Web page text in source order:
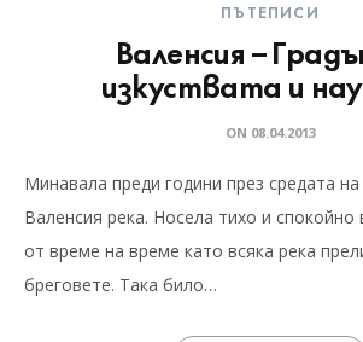
ПЪТЕПИСИ
Валенсия –
изкуствата и
ON 08.04.2013
Минавала преди години през средата на
Валенсия река. Носела тихо и спокойно
от време на време като всяка река
бреговете. Така било…